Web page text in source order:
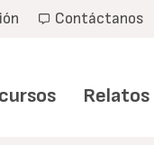
Contáctanos
Relatos